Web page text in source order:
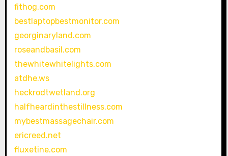
fithog.com
bestlaptopbestmonitor.com
georginaryland.com
roseandbasil.com
thewhitewhitelights.com
atdhe.ws
heckrodtwetland.org
halfheardinthestillness.com
mybestmassagechair.com
ericreed.net
fluxetine.com